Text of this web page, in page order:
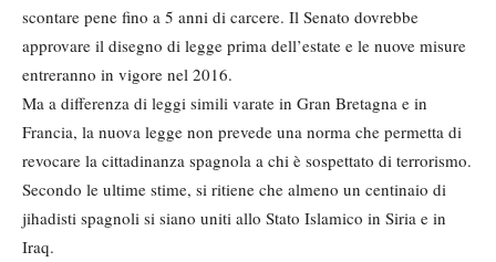
scontare pene fino a 5 anni di carcere. Il Senato dovrebbe
approvare il disegno di legge prima dell’estate e le nuove misure
entreranno in vigore nel 2016.
Ma a differenza di leggi simili varate in Gran Bretagna e in
Francia, la nuova legge non prevede una norma che permetta di
revocare la cittadinanza spagnola a chi è sospettato di terrorismo.
Secondo le ultime stime, si ritiene che almeno un centinaio di
jihadisti spagnoli si siano uniti allo Stato Islamico in Siria e in
Iraq.